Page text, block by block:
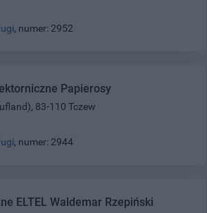
, numer: 2952
Papierosy
83-110 Tczew
, numer: 2944
ELTEL Waldemar Rzepiński